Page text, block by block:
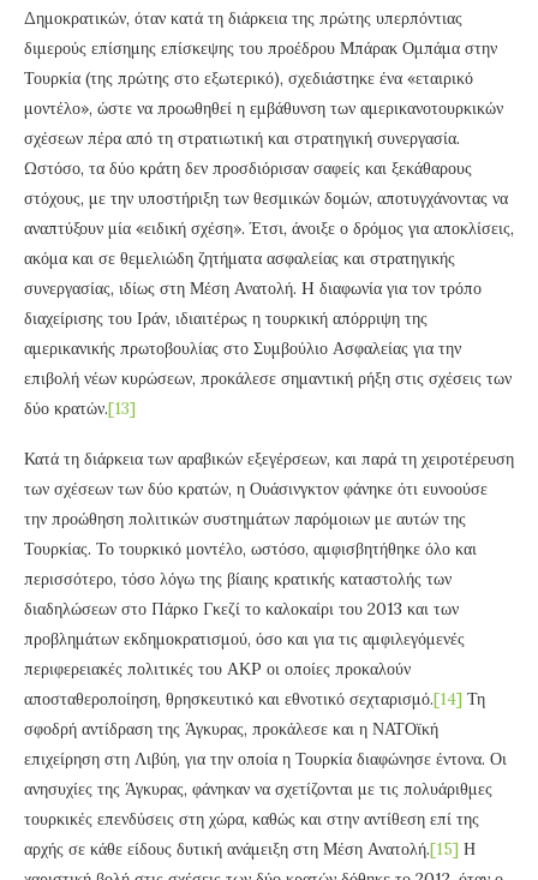
Δημοκρατικών, όταν κατά τη διάρκεια της πρώτης υπερπόντιας
διμερούς επίσημης επίσκεψης του προέδρου Μπάρακ Ομπάμα στην
Τουρκία (της πρώτης στο εξωτερικό), σχεδιάστηκε ένα «εταιρικό
μοντέλο», ώστε να προωθηθεί η εμβάθυνση των αμερικανοτουρκικών
σχέσεων πέρα από τη στρατιωτική και στρατηγική συνεργασία.
Ωστόσο, τα δύο κράτη δεν προσδιόρισαν σαφείς και ξεκάθαρους
στόχους, με την υποστήριξη των θεσμικών δομών, αποτυγχάνοντας να
αναπτύξουν μία «ειδική σχέση». Έτσι, άνοιξε ο δρόμος για αποκλίσεις,
ακόμα και σε θεμελιώδη ζητήματα ασφαλείας και στρατηγικής
συνεργασίας, ιδίως στη Μέση Ανατολή. H διαφωνία για τον τρόπο
διαχείρισης του Ιράν, ιδιαιτέρως η τουρκική απόρριψη της
αμερικανικής πρωτοβουλίας στο Συμβούλιο Ασφαλείας για την
επιβολή νέων κυρώσεων, προκάλεσε σημαντική ρήξη στις σχέσεις των
δύο κρατών.[13]
Κατά τη διάρκεια των αραβικών εξεγέρσεων, και παρά τη χειροτέρευση
των σχέσεων των δύο κρατών, η Ουάσινγκτον φάνηκε ότι ευνοούσε
την προώθηση πολιτικών συστημάτων παρόμοιων με αυτών της
Τουρκίας. Το τουρκικό μοντέλο, ωστόσο, αμφισβητήθηκε όλο και
περισσότερο, τόσο λόγω της βίαιης κρατικής καταστολής των
διαδηλώσεων στο Πάρκο Γκεζί το καλοκαίρι του 2013 και των
προβλημάτων εκδημοκρατισμού, όσο και για τις αμφιλεγόμενές
περιφερειακές πολιτικές του ΑΚP οι οποίες προκαλούν
αποσταθεροποίηση, θρησκευτικό και εθνοτικό σεχταρισμό.[14] Τη
σφοδρή αντίδραση της Άγκυρας, προκάλεσε και η ΝΑΤΟϊκή
επιχείρηση στη Λιβύη, για την οποία η Τουρκία διαφώνησε έντονα. Οι
ανησυχίες της Άγκυρας, φάνηκαν να σχετίζονται με τις πολυάριθμες
τουρκικές επενδύσεις στη χώρα, καθώς και στην αντίθεση επί της
αρχής σε κάθε είδους δυτική ανάμειξη στη Μέση Ανατολή.[15] Η